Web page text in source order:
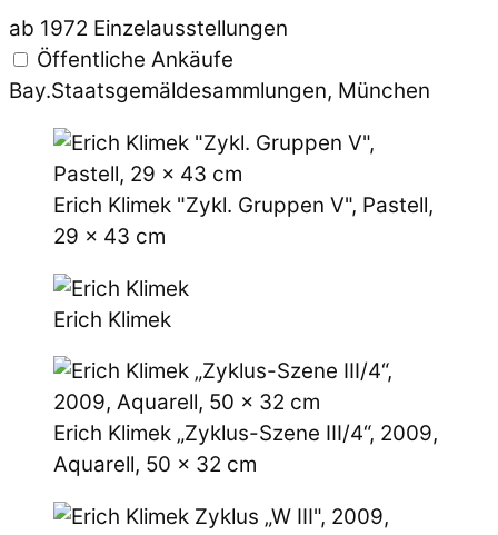
ab 1972 Einzelausstellungen
Öffentliche Ankäufe
Bay.Staatsgemäldesammlungen, München
Erich Klimek "Zykl. Gruppen V", Pastell,
29 x 43 cm
Erich Klimek
Erich Klimek „Zyklus-Szene III/4“, 2009,
Aquarell, 50 x 32 cm